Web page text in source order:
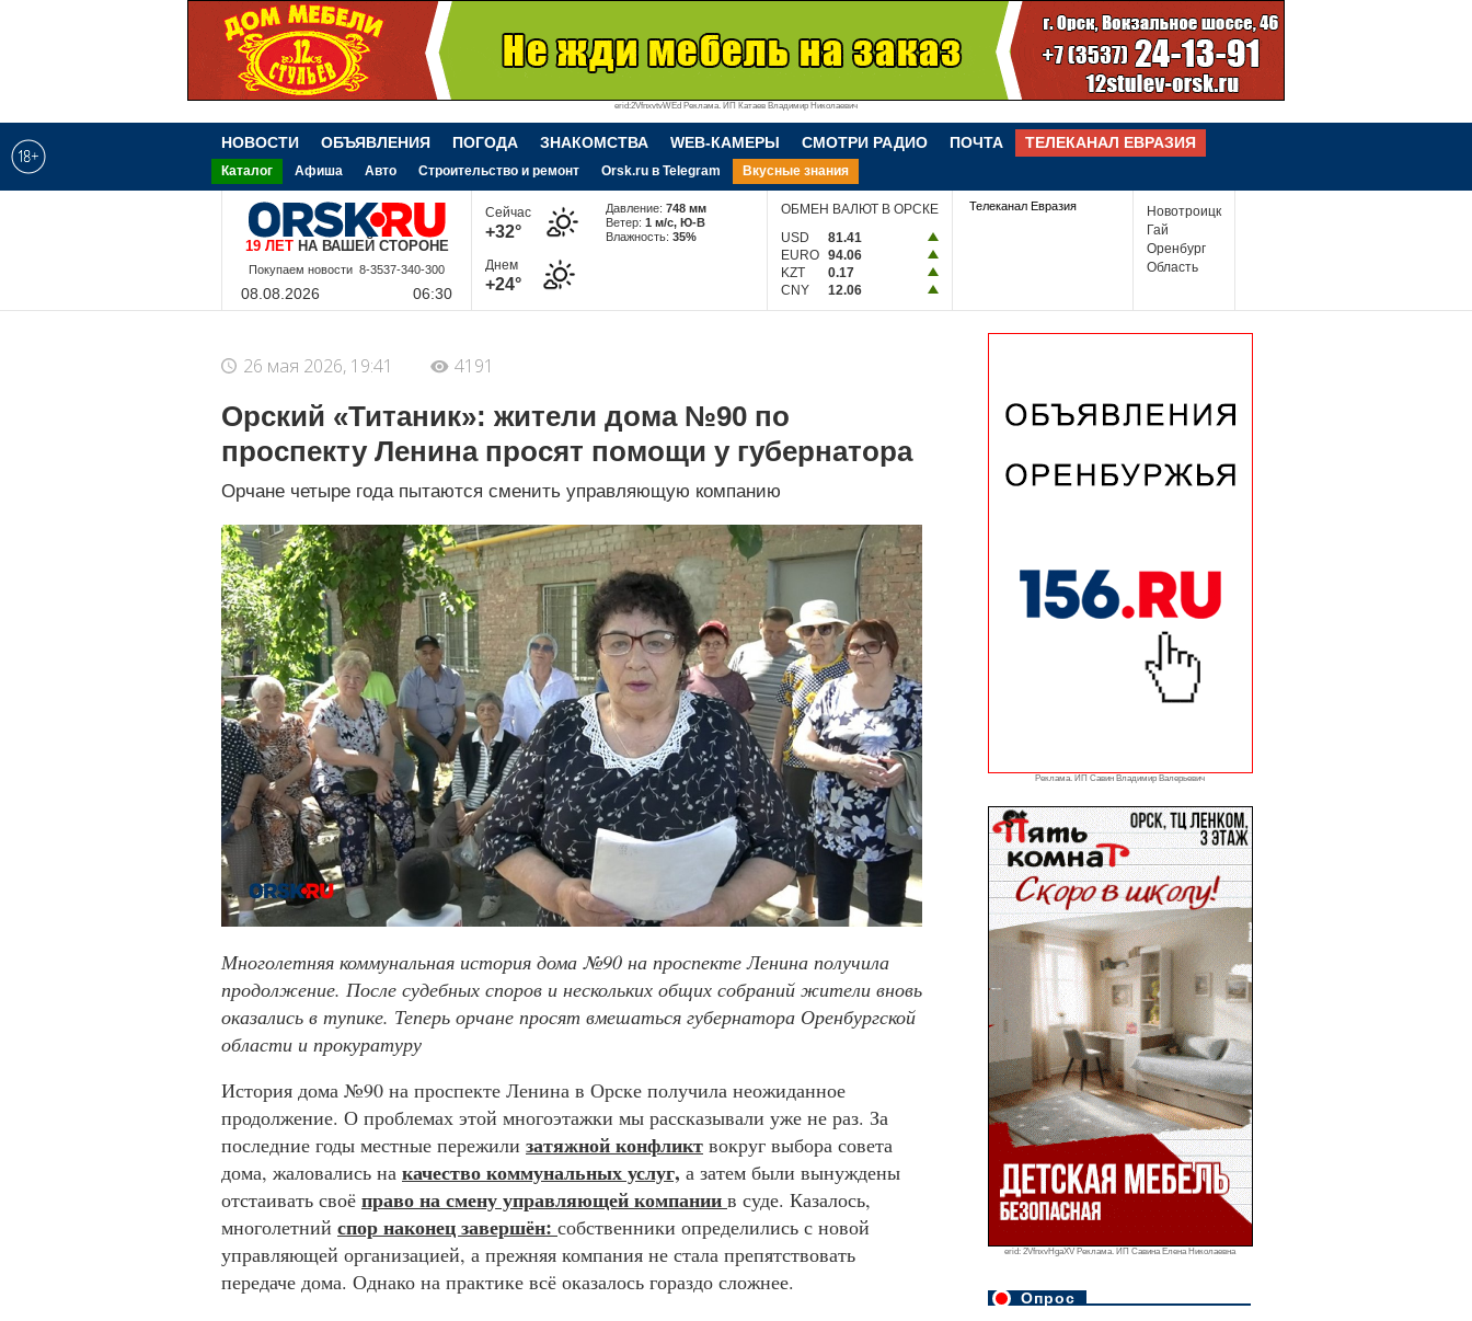
erid:2VfnxvtvWEd Реклама. ИП Катаев Владимир Николаевич
НОВОСТИ ОБЪЯВЛЕНИЯ ПОГОДА ЗНАКОМСТВА WEB-КАМЕРЫ СМОТРИ РАДИО ПОЧТА ТЕЛЕКАНАЛ ЕВРАЗИЯ
Каталог Афиша Авто Строительство и ремонт Orsk.ru в Telegram Вкусные знания
19 ЛЕТНА ВАШЕЙ СТОРОНЕ
8-9-228-340-300
Сейчас
+32°
Днем
+24°
Давление:748 мм
Ветер:1 м/c, Ю-В
Влажность:35%
ОБМЕН ВАЛЮТ В ОРСКЕ
USD
81.41
EURO 94.06
KZT
0.17
CNY
12.06
Телеканал Евразия
Новотроицк
Гай
Оренбург
Область
Реклама. ИП Савин Владимир Валерьевич
erid: 2VfnxvHgaXV Реклама. ИП Савина Елена Николаевна
Опрос
26 мая 2026, 19:41 4191
Орский «Титаник»: жители дома №90 по
проспекту Ленина просят помощи у губернатора
Орчане четыре года пытаются сменить управляющую компанию
Многолетняя коммунальная история дома №90 на проспекте Ленина получила
продолжение. После судебных споров и нескольких общих собраний жители вновь
оказались в тупике. Теперь орчане просят вмешаться губернатора Оренбургской
области и прокуратуру
История дома №90 на проспекте Ленина в Орске получила неожиданное
продолжение. О проблемах этой многоэтажки мы рассказывали уже не раз. За
последние годы местные пережили затяжной конфликт вокруг выбора совета
дома, жаловались на качество коммунальных услуг, а затем были вынуждены
отстаивать своё право на смену управляющей компании в суде. Казалось,
многолетний спор наконец завершён: собственники определились с новой
управляющей организацией, а прежняя компания не стала препятствовать
передаче дома. Однако на практике всё оказалось гораздо сложнее.